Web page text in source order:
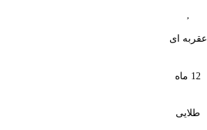
عقربه ای
12 ماه
طلایی